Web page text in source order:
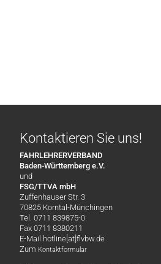
Kontaktieren Sie uns!
FAHRLEHRERVERBAND
Baden-Württemberg e.V.
und
FSG/TTVA mbH
Zuffenhauser Str. 3
70825 Korntal-Münchingen
Tel. 0711 839875-0
Fax 0711 8380211
E-Mail hotline[at]flvbw.de
Zum Kontaktformular